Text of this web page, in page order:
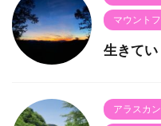
マウント
生きてい
アラスカ